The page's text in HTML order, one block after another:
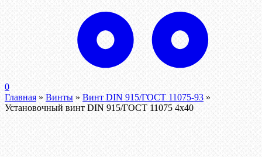
0
Главная » Винты » Винт DIN 915/ГОСТ 11075-93 »
Установочный винт DIN 915/ГОСТ 11075 4х40